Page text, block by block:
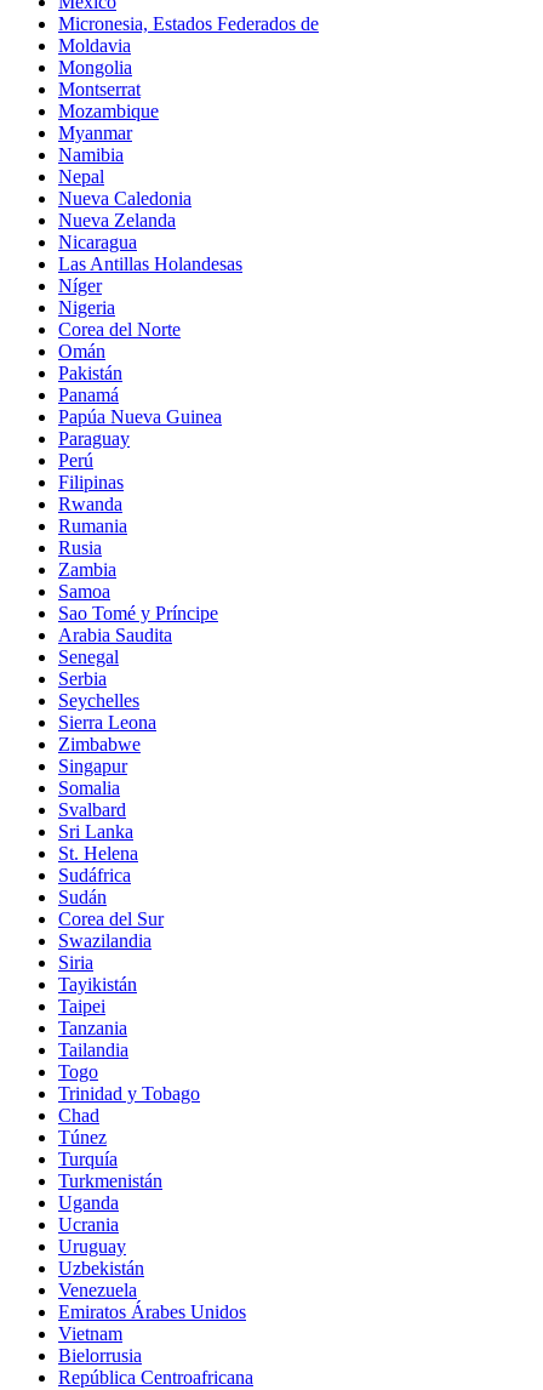
Micronesia, Estados Federados de
Moldavia
Mongolia
Montserrat
Mozambique
Myanmar
Namibia
Nepal
Nueva Caledonia
Nueva Zelanda
Nicaragua
Las Antillas Holandesas
Níger
Nigeria
Corea del Norte
Omán
Pakistán
Panamá
Papúa Nueva Guinea
Paraguay
Perú
Filipinas
Rwanda
Rumania
Rusia
Zambia
Samoa
Sao Tomé y Príncipe
Arabia Saudita
Senegal
Serbia
Seychelles
Sierra Leona
Zimbabwe
Singapur
Somalia
Svalbard
Sri Lanka
St. Helena
Sudáfrica
Sudán
Corea del Sur
Swazilandia
Siria
Tayikistán
Taipei
Tanzania
Tailandia
Togo
Trinidad y Tobago
Chad
Túnez
Turquía
Turkmenistán
Uganda
Ucrania
Uruguay
Uzbekistán
Venezuela
Emiratos Árabes Unidos
Vietnam
Bielorrusia
República Centroafricana